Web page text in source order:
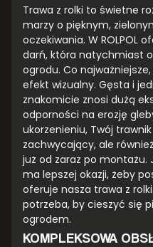
Trawa z rolki to świetne
marzy o pięknym,
oczekiwania. W ROLPOL
darń, która natychmiast
ogrodu. Co
efekt wizualny. Gęsta i
znakomicie znosi dużą
odporności na erozję
ukorzenieniu, Twój
zachwycający, ale
już od zaraz po montażu.
ma lepszej okazji, żeby
oferuje nasza trawa z
potrzeba, by cieszyć się
ogrodem.
KOMPLEKSOWA